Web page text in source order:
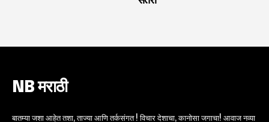
NB मराठी
बातम्या जशा आहेत तशा, ताज्या आणि तर्कसंगत ! विचार देशाचा, कानोसा जगाचा! आवाज नव्या